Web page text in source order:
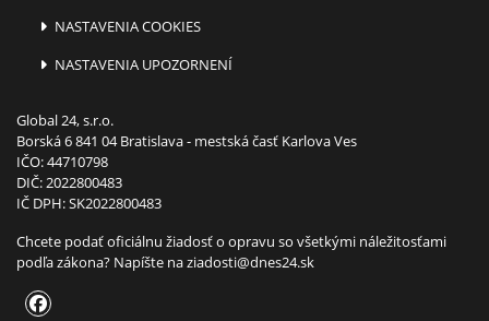
NASTAVENIA COOKIES
NASTAVENIA UPOZORNENÍ
Global 24, s.r.o.
Borská 6 841 04 Bratislava - mestská časť Karlova Ves
IČO: 44710798
DIČ: 2022800483
IČ DPH: SK2022800483
Chcete podať oficiálnu žiadosť o opravu so všetkými náležitosťami
podľa zákona? Napíšte naziadosti@dnes24.sk